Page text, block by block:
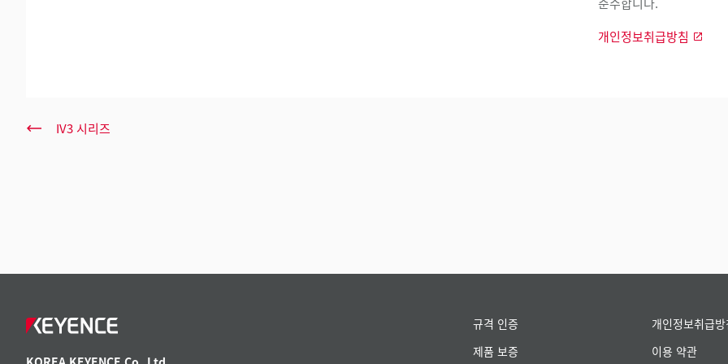
개인정보취급방침
IV3 시리즈
규격 인증
개인정보취급
제품 보증
이용 약관